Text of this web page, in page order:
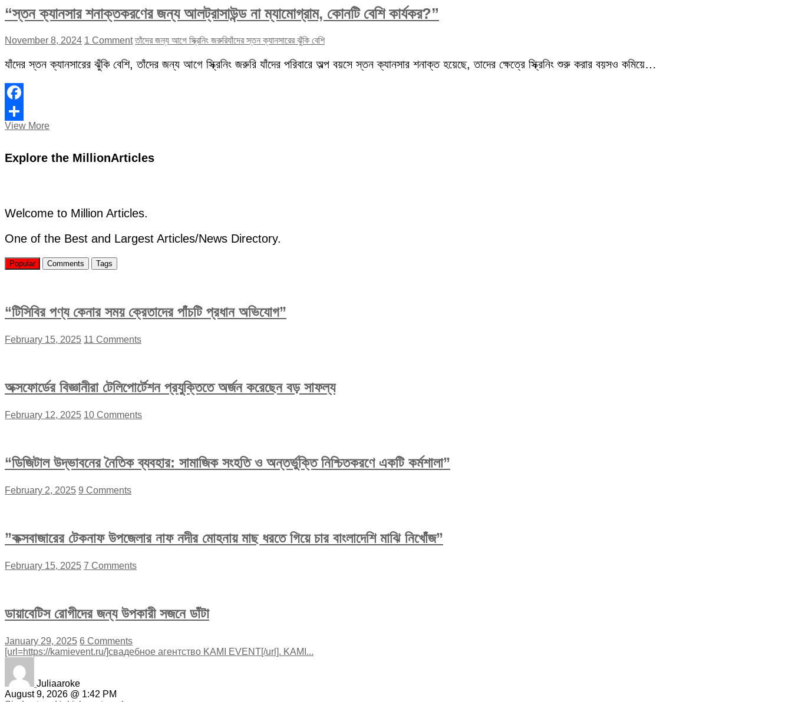
“স্তন ক্যানসার শনাক্তকরণের জন্য আলট্রাসাউন্ড না ম্যামোগ্রাম, কোনটি বেশি কার্যকর?”
November 8, 2024 1 Comment তাঁদের জন্য আগে স্ক্রিনিং জরুরিযাঁদের স্তন ক্যানসারের ঝুঁকি বেশি
যাঁদের স্তন ক্যানসারের ঝুঁকি বেশি, তাঁদের জন্য আগে স্ক্রিনিং জরুরি যাঁদের পরিবারে অল্প বয়সে স্তন ক্যানসার শনাক্ত হয়েছে, তাদের ক্ষেত্রে স্ক্রিনিং শুরু করার বয়সও কমিয়ে…
Facebook
Share
View More“স্তন
জন্য
বেশি
কার্যকর?”
Explore the MillionArticles
Welcome to Million Articles.
One of the Best and Largest Articles/News Directory.
Popular Comments Tags
“টিসিবির পণ্য কেনার সময় ক্রেতাদের পাঁচটি প্রধান অভিযোগ”
February 15, 2025 11 Comments
অক্সফোর্ডের বিজ্ঞানীরা টেলিপোর্টেশন প্রযুক্তিতে অর্জন করেছেন বড় সাফল্য
February 12, 2025 10 Comments
“ডিজিটাল উদ্ভাবনের নৈতিক ব্যবহার: সামাজিক সংহতি ও অন্তর্ভুক্তি নিশ্চিতকরণে একটি কর্মশালা”
February 2, 2025 9 Comments
”কক্সবাজারের টেকনাফ উপজেলার নাফ নদীর মোহনায় মাছ ধরতে গিয়ে চার বাংলাদেশি মাঝি নিখোঁজ”
February 15, 2025 7 Comments
ডায়াবেটিস রোগীদের জন্য উপকারী সজনে ডাঁটা
January 29, 2025 6 Comments
[url=https://kamievent.ru/]свадебное агентство KAMI EVENT[/url]. KAMI...
Juliaaroke
August 9, 2026 @ 1:42 PM